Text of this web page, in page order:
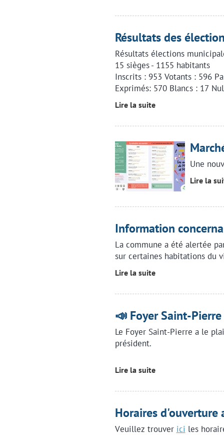
Résultats des
Résultats élections
15 sièges - 1155 habitants
Inscrits : 953 Votants : 596
Exprimés: 570 Blancs : 17
Lire la suite
Une
Lire la
Information
La commune a été alertée
sur certaines habitations du
Lire la suite
📣 Foyer Saint-
Le Foyer Saint-Pierre a le
président.
Lire la suite
Horaires d'ouverture
Veuillez trouver ici les